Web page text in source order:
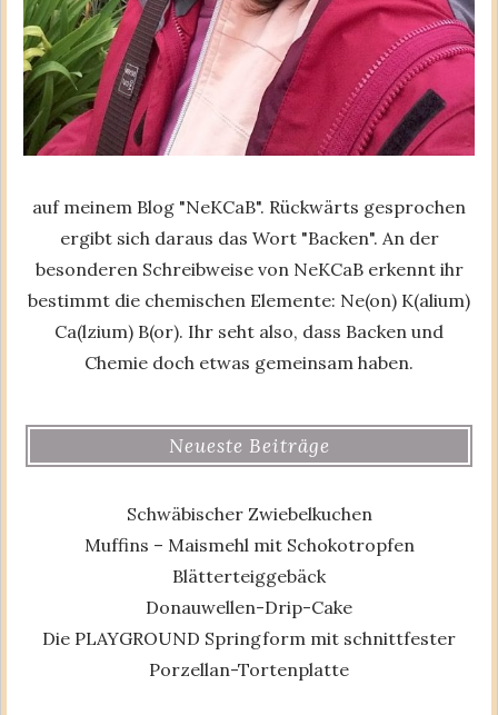
auf meinem Blog "NeKCaB". Rückwärts gesprochen
ergibt sich daraus das Wort "Backen". An der
besonderen Schreibweise von NeKCaB erkennt ihr
bestimmt die chemischen Elemente: Ne(on) K(alium)
Ca(lzium) B(or). Ihr seht also, dass Backen und
Chemie doch etwas gemeinsam haben.
Neueste Beiträge
Schwäbischer Zwiebelkuchen
Muffins – Maismehl mit Schokotropfen
Blätterteiggebäck
Donauwellen-Drip-Cake
Die PLAYGROUND Springform mit schnittfester
Porzellan-Tortenplatte